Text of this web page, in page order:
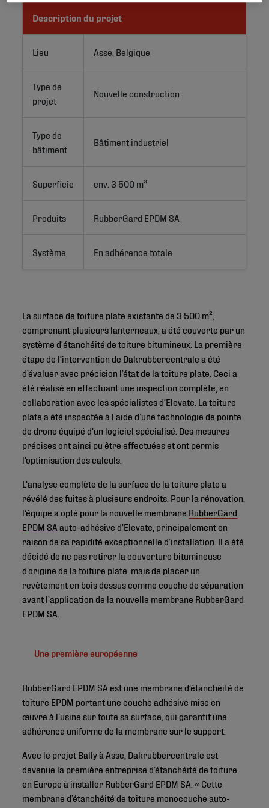
Description du projet
Lieu Asse, Belgique
Type de
projet
Nouvelle construction
Type de
bâtiment
Bâtiment industriel
Superficie env. 3 500 m²
Produits RubberGard EPDM SA
Système En adhérence totale
La surface de toiture plate existante de 3 500 m²,
comprenant plusieurs lanterneaux, a été couverte par un
système d'étanchéité de toiture bitumineux. La première
étape de l’intervention de Dakrubbercentrale a été
d’évaluer avec précision l’état de la toiture plate. Ceci a
été réalisé en effectuant une inspection complète, en
collaboration avec les spécialistes d’Elevate. La toiture
plate a été inspectée à l’aide d’une technologie de pointe
de drone équipé d’un logiciel spécialisé. Des mesures
précises ont ainsi pu être effectuées et ont permis
l’optimisation des calculs.
L’analyse complète de la surface de la toiture plate a
révélé des fuites à plusieurs endroits. Pour la rénovation,
l’équipe a opté pour la nouvelle membrane RubberGard
EPDM SA auto-adhésive d’Elevate, principalement en
raison de sa rapidité exceptionnelle d’installation. Il a été
décidé de ne pas retirer la couverture bitumineuse
d’origine de la toiture plate, mais de placer un
revêtement en bois dessus comme couche de séparation
avant l’application de la nouvelle membrane RubberGard
EPDM SA.
Une première européenne
RubberGard EPDM SA est une membrane d’étanchéité de
toiture EPDM portant une couche adhésive mise en
œuvre à l’usine sur toute sa surface, qui garantit une
adhérence uniforme de la membrane sur le support.
Avec le projet Bally à Asse, Dakrubbercentrale est
devenue la première entreprise d’étanchéité de toiture
en Europe à installer RubberGard EPDM SA. « Cette
membrane d’étanchéité de toiture monocouche auto-